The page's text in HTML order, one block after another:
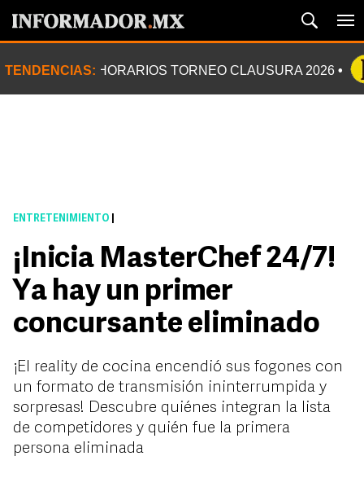
TENDENCIAS: HORARIOS TORNEO CLAUSURA 2026
ENTRETENIMIENTO
¡Inicia MasterChef 24/7!
Ya hay un primer
concursante eliminado
¡El reality de cocina encendió sus fogones con
un formato de transmisión ininterrumpida y
sorpresas! Descubre quiénes integran la lista
de competidores y quién fue la primera
persona eliminada